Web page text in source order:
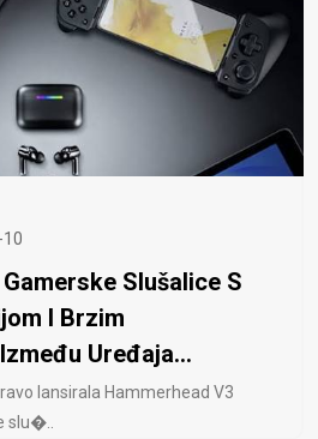
Slušalice S
I Brzim
Uređaja...
lansirala Hammerhead V3
slu�..